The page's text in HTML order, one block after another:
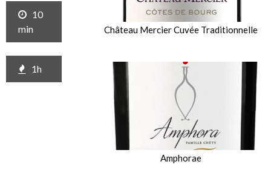
10
min
1h
Château Mercier Cuvée Traditionnelle
Amphorae